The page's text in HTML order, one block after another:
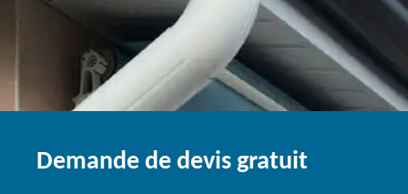
Demande de devis gratuit